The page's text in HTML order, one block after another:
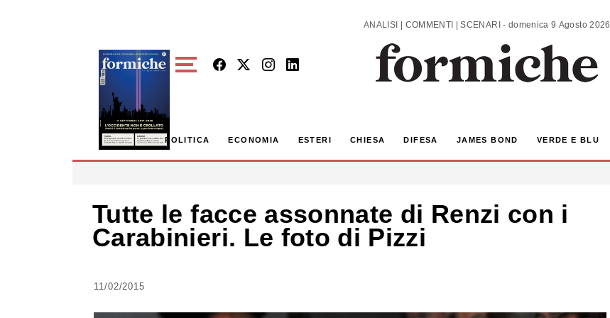
ANALISI | COMMENTI | SCENARI - domenica 9 Agosto 2026
POLITICA ECONOMIA ESTERI CHIESA DIFESA JAMES BOND VERDE E BLU
Tutte le facce assonnate di Renzi con i
Carabinieri. Le foto di Pizzi
11/02/2015